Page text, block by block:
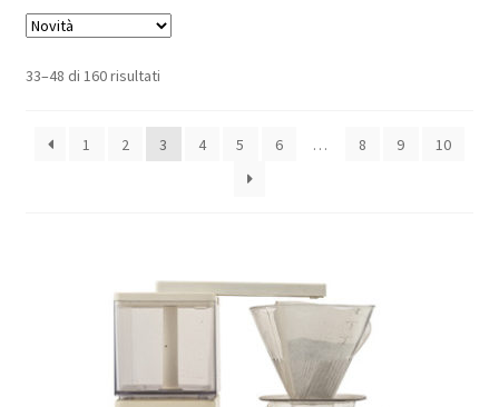
Contatti
33–48 di 160 risultati
1 2 3 4 5 6 … 8 9 10